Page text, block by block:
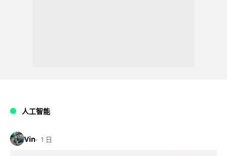
人工智能
Vin 1 日